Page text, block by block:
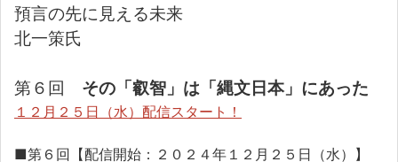
預言の先に見える未来
北一策氏
第６回 その「叡智」は「縄文日本」にあった
１２月２５日（水）配信スタート！
■第６回【配信開始：２０２４年１２月２５日（水）】